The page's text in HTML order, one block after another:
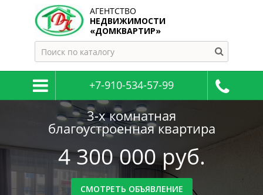
АГЕНТСТВО
НЕДВИЖИМОСТИ
«ДОМКВАРТИР»
+7-910-534-57-99
Земельный участок на берегу
озера
950 000руб.
3-х комнатная
благоустроенная квартира
4 300 000 руб.
СМОТРЕТЬ ОБЪЯВЛЕНИЕ
Земля под базу отдыха
11 500 000 руб
СМОТРЕТЬ ОБЪЯВЛЕНИЕ